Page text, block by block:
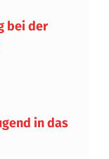
bei der
in das